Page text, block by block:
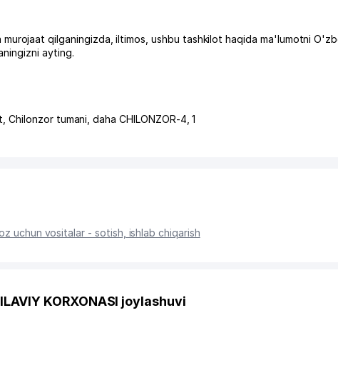
murojaat qilganingizda, iltimos, ushbu tashkilot haqida ma'lumotni
ayting.
,Chilonzor tumani ,daha CHILONZOR-4 , 1
uchun vositalar - sotish, ishlab chiqarish
KORXONASI joylashuvi